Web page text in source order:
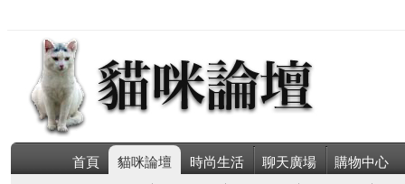
首頁 貓咪論壇 時尚生活 聊天廣場 購物中心